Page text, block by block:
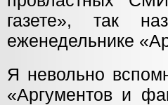
газете», так
еженедельнике
Я невольно
«Аргументов и